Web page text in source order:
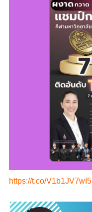
https://t.co/V1b1JV7wI5